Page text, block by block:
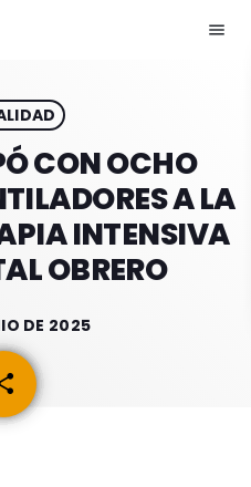
menu
CON OCHO
A LA
INTENSIVA
OBRERO
DE 2025